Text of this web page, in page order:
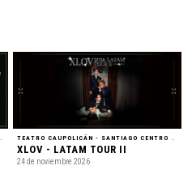
TEATRO CAUPOLICÁN - SANTIAGO CENTRO
XLOV - LATAM TOUR II
24 de noviembre 2026